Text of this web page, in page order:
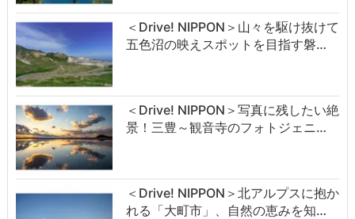
＜Drive! NIPPON＞山々を駆け抜けて
五色沼の映えスポットを目指す磐…
＜Drive! NIPPON＞写真に残したい絶
景！三豊～観音寺のフォトジェニ…
＜Drive! NIPPON＞北アルプスに抱か
れる「大町市」、自然の恵みを知…